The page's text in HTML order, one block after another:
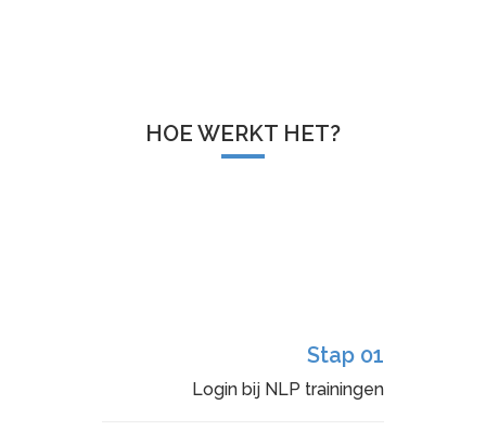
HOE WERKT HET?
Stap 01
Login bij NLP trainingen